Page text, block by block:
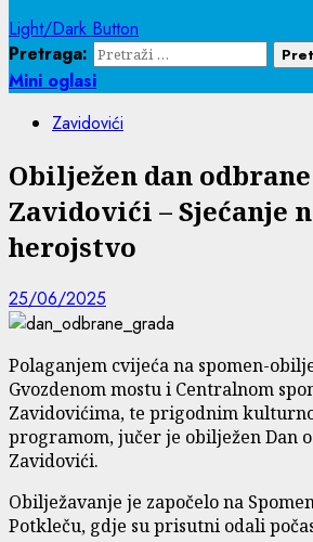
Light/Dark Button
Pretraga:
Mini oglasi
Zavidovići
Obilježen dan
Zavidovići – Sjećanje
herojstvo
25/06/2025
Polaganjem cvijeća na spomen-
Gvozdenom mostu i Centralnom
Zavidovićima, te prigodnim
programom, jučer je obilježen Dan
Zavidovići.
Obilježavanje je započelo na
Potkleču, gdje su prisutni odali